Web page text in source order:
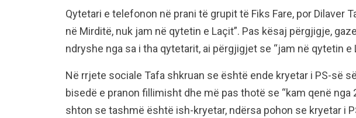
Qytetari e telefonon në prani të grupit të Fiks Fare, por Dilaver
në Mirditë, nuk jam në qytetin e Laçit”. Pas kësaj përgjigje,
ndryshe nga sa i tha qytetarit, ai përgjigjet se “jam në qytetin e
Në rrjete sociale Tafa shkruan se është ende kryetar i PS-së
bisedë e pranon fillimisht dhe më pas thotë se “kam qenë nga
shton se tashmë është ish-kryetar, ndërsa pohon se kryetar i